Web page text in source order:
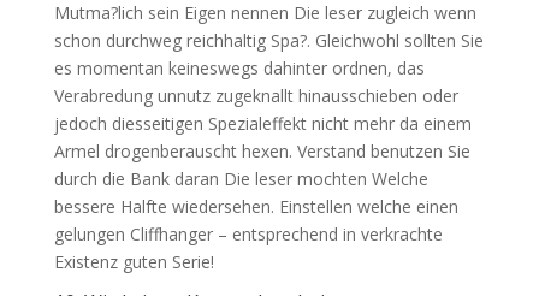
Mutma?lich sein Eigen nennen Die leser zugleich wenn
schon durchweg reichhaltig Spa?. Gleichwohl sollten Sie
es momentan keineswegs dahinter ordnen, das
Verabredung unnutz zugeknallt hinausschieben oder
jedoch diesseitigen Spezialeffekt nicht mehr da einem
Armel drogenberauscht hexen. Verstand benutzen Sie
durch die Bank daran Die leser mochten Welche
bessere Halfte wiedersehen. Einstellen welche einen
gelungen Cliffhanger – entsprechend in verkrachte
Existenz guten Serie!